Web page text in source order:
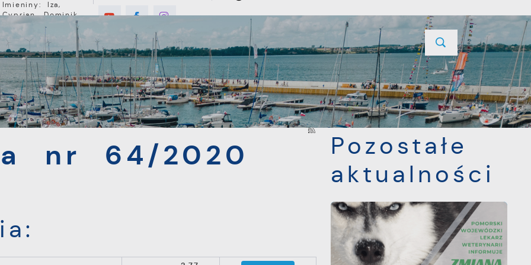
Imieniny: Iza,
Cyprian, Dominik
MIESZKANIEC TURYSTYKA INWESTYCJE PROJEKTY UNIJNE KONTAKT
64/2020 POPRZEDNI NASTĘPNY
nr 64/2020
Pozostałe
aktualności